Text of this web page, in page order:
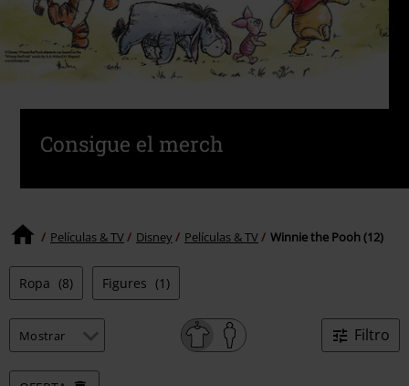
Consigue el merch
Películas & TV Disney Películas & TV Winnie the Pooh (12)
Ropa (8) Figures (1)
Filtro